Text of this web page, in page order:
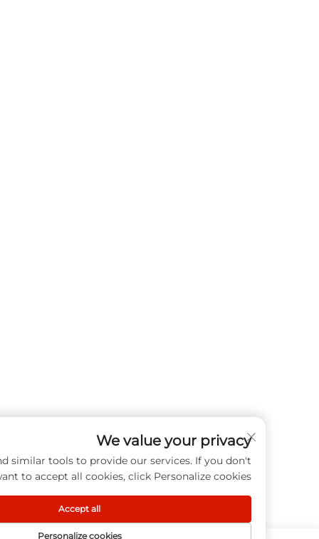
We value your privacy
cookies and similar tools to provide our services. If you don't
want to accept all cookies, click Personalize cookies.
Personalize cookies